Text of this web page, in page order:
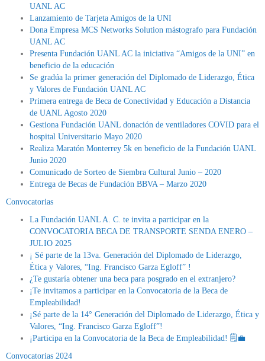
UANL AC
Lanzamiento de Tarjeta Amigos de la UNI
Dona Empresa MCS Networks Solution mástografo para Fundación
UANL AC
Presenta Fundación UANL AC la iniciativa “Amigos de la UNI” en
beneficio de la educación
Se gradúa la primer generación del Diplomado de Liderazgo, Ética
y Valores de Fundación UANL AC
Primera entrega de Beca de Conectividad y Educación a Distancia
de UANL Agosto 2020
Gestiona Fundación UANL donación de ventiladores COVID para el
hospital Universitario Mayo 2020
Realiza Maratón Monterrey 5k en beneficio de la Fundación UANL
Junio 2020
Comunicado de Sorteo de Siembra Cultural Junio – 2020
Entrega de Becas de Fundación BBVA – Marzo 2020
Convocatorias
La Fundación UANL A. C. te invita a participar en la
CONVOCATORIA BECA DE TRANSPORTE SENDA ENERO –
JULIO 2025
¡ Sé parte de la 13va. Generación del Diplomado de Liderazgo,
Ética y Valores, “Ing. Francisco Garza Egloff” !
¿Te gustaría obtener una beca para posgrado en el extranjero?
¡Te invitamos a participar en la Convocatoria de la Beca de
Empleabilidad!
¡Sé parte de la 14° Generación del Diplomado de Liderazgo, Ética y
Valores, “Ing. Francisco Garza Egloff”!
¡Participa en la Convocatoria de la Beca de Empleabilidad! 🗒💼
Convocatorias 2024